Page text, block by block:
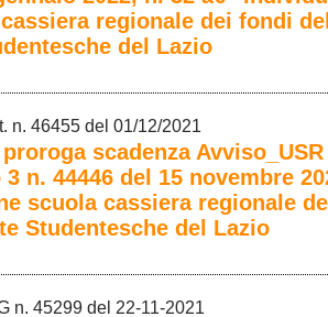
regionale dei fondi
del Lazio
n. 46455 del 01/12/2021
scadenza
n. 44446 del 15 novembre
scuola cassiera regionale
Studentesche del Lazio
n. 45299 del 22-11-2021